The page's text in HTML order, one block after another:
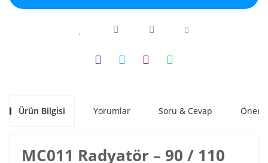
Ürün Bilgisi Yorumlar Soru & Cevap
MC011 Radyatör – 90 / 110